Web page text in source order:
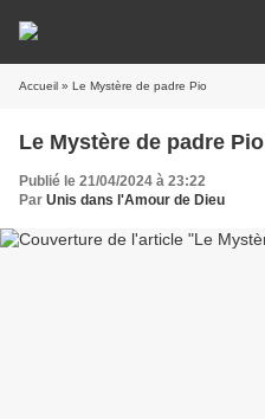
Accueil » Le Mystère de padre Pio
Le Mystère de padre Pio
Publié le 21/04/2024 à 23:22
Par Unis dans l'Amour de Dieu